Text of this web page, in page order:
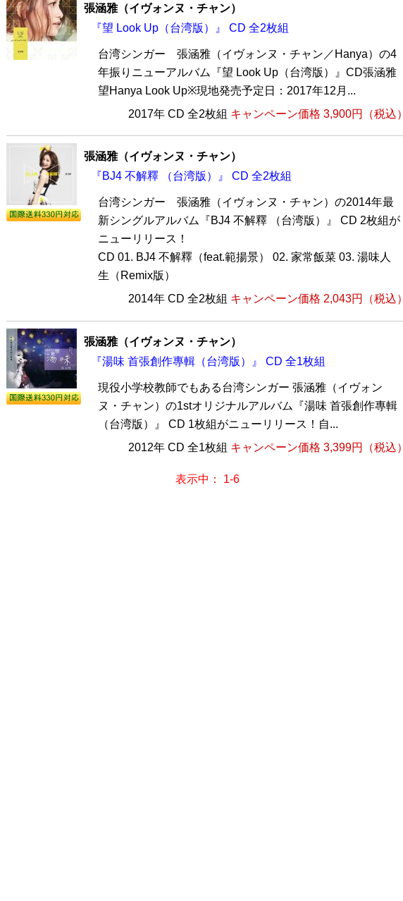
張涵雅（イヴォンヌ・チャン）
『望 Look Up（台湾版）』 CD 全2枚組
台湾シンガー 張涵雅（イヴォンヌ・チャン／Hanya）の4
年振りニューアルバム『望 Look Up（台湾版）』CD張涵雅
望Hanya Look Up※現地発売予定日：2017年12月...
2017年 CD 全2枚組 キャンペーン価格 3,900円（税込）
張涵雅（イヴォンヌ・チャン）
『BJ4 不解釋 （台湾版）』 CD 全2枚組
台湾シンガー 張涵雅（イヴォンヌ・チャン）の2014年最
新シングルアルバム『BJ4 不解釋 （台湾版）』 CD 2枚組が
ニューリリース！
CD 01. BJ4 不解釋（feat.範揚景） 02. 家常飯菜 03. 湯味人
生（Remix版）
2014年 CD 全2枚組 キャンペーン価格 2,043円（税込）
張涵雅（イヴォンヌ・チャン）
『湯味 首張創作專輯（台湾版）』 CD 全1枚組
現役小学校教師でもある台湾シンガー 張涵雅（イヴォン
ヌ・チャン）の1stオリジナルアルバム『湯味 首張創作專輯
（台湾版）』 CD 1枚組がニューリリース！自...
2012年 CD 全1枚組 キャンペーン価格 3,399円（税込）
表示中： 1-6